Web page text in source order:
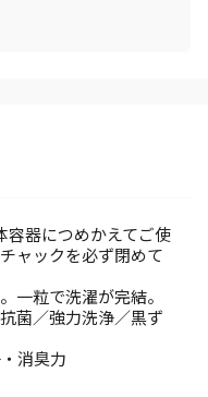
容器につめかえてご使
ャックを必ず閉めて
一粒で洗濯が完結。
菌／強力洗浄／黒ず
消臭力